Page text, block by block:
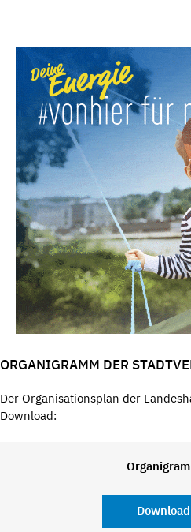
ORGANIGRAMM DER
Der Organisationsplan der
Download:
Download